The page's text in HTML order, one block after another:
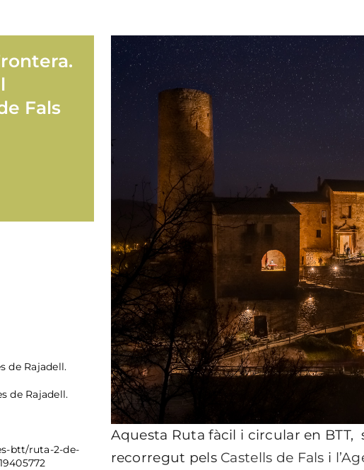
Fals
de Rajadell.
de Rajadell.
btt/ruta-2-de-
Aquesta Ruta fàcil i circular en BTT,
recorregut pels Castells de Fals i